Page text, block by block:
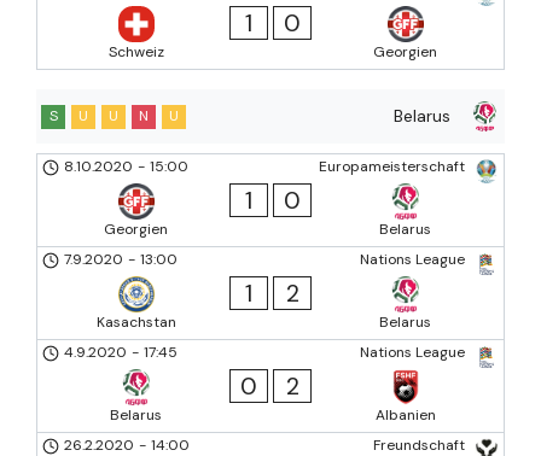
Schweiz
1 0
Georgien
Belarus
S U U N U
Europameisterschaft
8.10.2020 - 15:00
Georgien
1 0
Belarus
Nations League
7.9.2020 - 13:00
Kasachstan
1 2
Belarus
Nations League
4.9.2020 - 17:45
Belarus
0 2
Albanien
Freundschaft
26.2.2020 - 14:00